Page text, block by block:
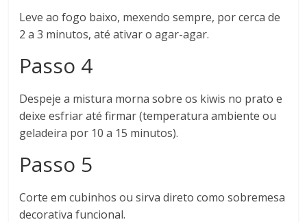
Leve ao fogo baixo, mexendo sempre, por cerca de
2 a 3 minutos, até ativar o agar-agar.
Passo 4
Despeje a mistura morna sobre os kiwis no prato e
deixe esfriar até firmar (temperatura ambiente ou
geladeira por 10 a 15 minutos).
Passo 5
Corte em cubinhos ou sirva direto como sobremesa
decorativa funcional.